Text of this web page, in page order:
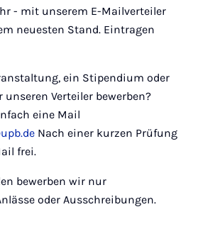
- mit unserem E-Mailverteiler
neuesten Stand. Eintragen
ein Stipendium oder
Verteiler bewerben?
eine Mail
Nach einer kurzen Prüfung
frei.
bewerben wir nur
oder Ausschreibungen.